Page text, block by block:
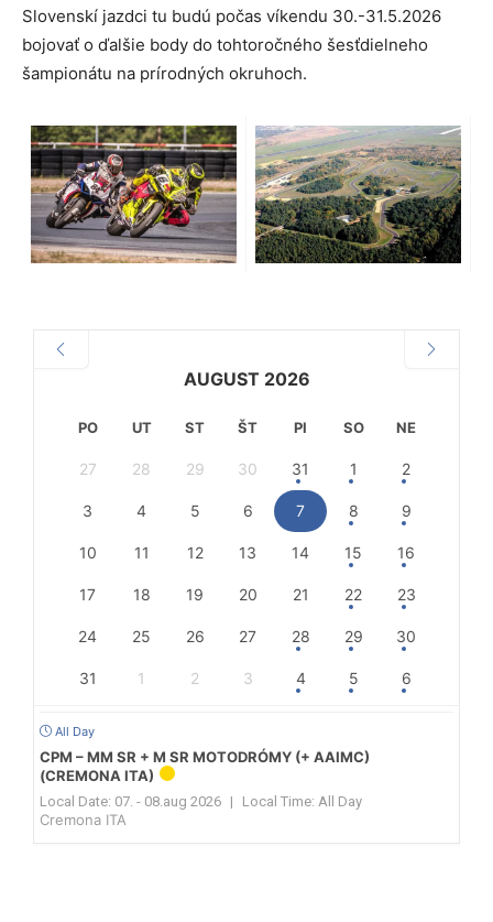
Slovenskí jazdci tu budú počas víkendu 30.-31.5.2026
bojovať o ďalšie body do tohtoročného šesťdielneho
šampionátu na prírodných okruhoch.
AUGUST 2026
PO UT ST ŠT PI SO NE
27 28 29 30 31 1 2
3 4 5 6 7 8 9
10 11 12 13 14 15 16
17 18 19 20 21 22 23
24 25 26 27 28 29 30
31 1 2 3 4 5 6
All Day
CPM – MM SR + M SR MOTODRÓMY (+ AAIMC)
(CREMONA ITA)
Local Date: 07. - 08.aug 2026 | Local Time: All Day
Cremona ITA